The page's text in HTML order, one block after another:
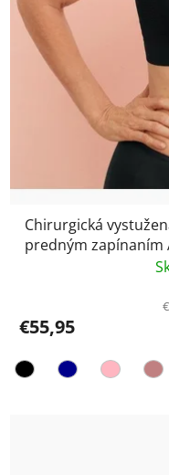
Chirurgická
predným zapínaním
€55,95